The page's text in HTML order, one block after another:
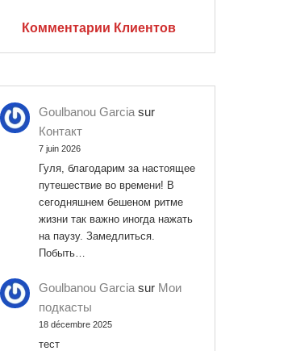
Комментарии Клиентов
Goulbanou Garcia sur
Контакт
7 juin 2026
Гуля, благодарим за настоящее
путешествие во времени! В
сегодняшнем бешеном ритме
жизни так важно иногда нажать
на паузу. Замедлиться.
Побыть…
Goulbanou Garcia sur Мои
подкасты
18 décembre 2025
тест